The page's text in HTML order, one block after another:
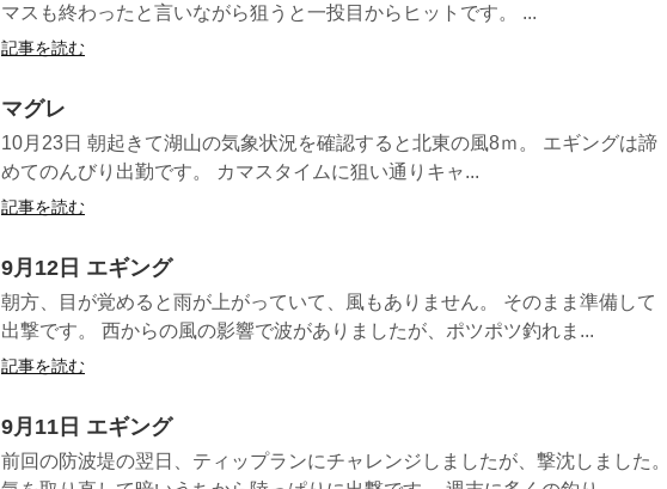
マスも終わったと言いながら狙うと一投目からヒットです。 ...
記事を読む
マグレ
10月23日 朝起きて湖山の気象状況を確認すると北東の風8ｍ。 エギングは諦
めてのんびり出勤です。 カマスタイムに狙い通りキャ...
記事を読む
9月12日 エギング
朝方、目が覚めると雨が上がっていて、風もありません。 そのまま準備して
出撃です。 西からの風の影響で波がありましたが、ポツポツ釣れま...
記事を読む
9月11日 エギング
前回の防波堤の翌日、ティップランにチャレンジしましたが、撃沈しました。